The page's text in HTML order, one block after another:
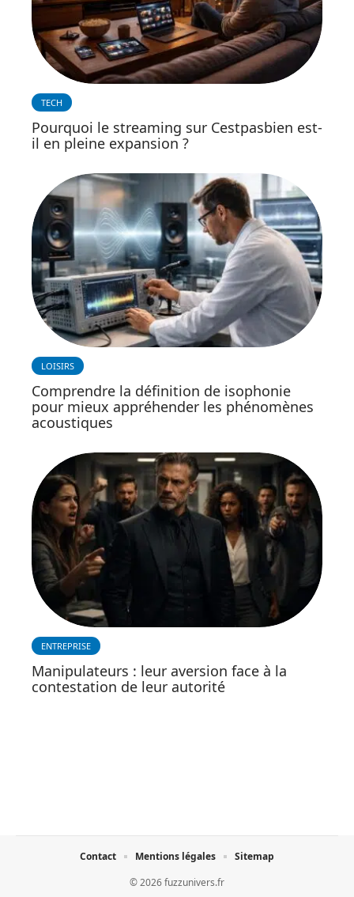
TECH
Pourquoi le streaming sur Cestpasbien est-
il en pleine expansion ?
LOISIRS
Comprendre la définition de isophonie
pour mieux appréhender les phénomènes
acoustiques
ENTREPRISE
Manipulateurs : leur aversion face à la
contestation de leur autorité
© 2026 fuzzunivers.fr
Contact Mentions légales Sitemap